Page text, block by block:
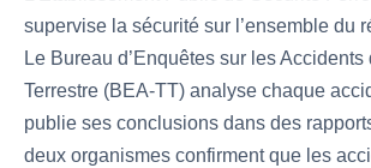
supervise la sécurité sur l’ensemble du
Le Bureau d’Enquêtes sur les Accidents
Terrestre (BEA-TT) analyse chaque
publie ses conclusions dans des
deux organismes confirment que les